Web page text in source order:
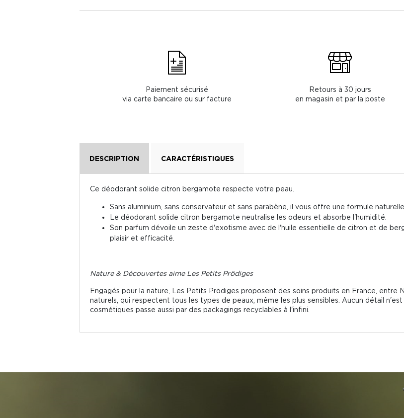
Paiement sécurisé
via carte bancaire ou sur facture
Retours à 30 jours
en magasin et par la poste
DESCRIPTION CARACTÉRISTIQUES
Ce déodorant solide citron bergamote respecte votre peau.
Sans aluminium, sans conservateur et sans parabène, il vous offre une formule
Le déodorant solide citron bergamote neutralise les odeurs et absorbe l'humidité.
Son parfum dévoile un zeste d'exotisme avec de l'huile essentielle de citron et de
plaisir et efficacité.
Nature & Découvertes aime Les Petits Prödiges
Engagés pour la nature, Les Petits Prödiges proposent des soins produits en France, entre
naturels, qui respectent tous les types de peaux, même les plus sensibles. Aucun détail
cosmétiques passe aussi par des packagings recyclables à l'infini.